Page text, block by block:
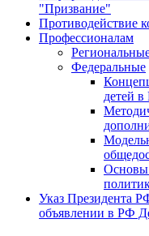
"Призвание"
Противодействие
Профессионалам
Федеральные
детей в
Основы
Указ Президента
объявлении в РФ